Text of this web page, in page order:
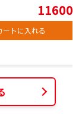
11600
ートに入れる